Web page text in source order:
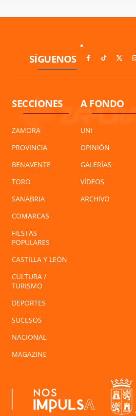
SÍGUENOS
SECCIONES
ZAMORA
PROVINCIA
BENAVENTE
TORO
SANABRIA
COMARCAS
FIESTAS
POPULARES
CASTILLA Y LEÓN
CULTURA /
TURISMO
DEPORTES
SUCESOS
NACIONAL
MAGAZINE
A FONDO
UNI
OPINIÓN
GALERÍAS
VÍDEOS
ARCHIVO